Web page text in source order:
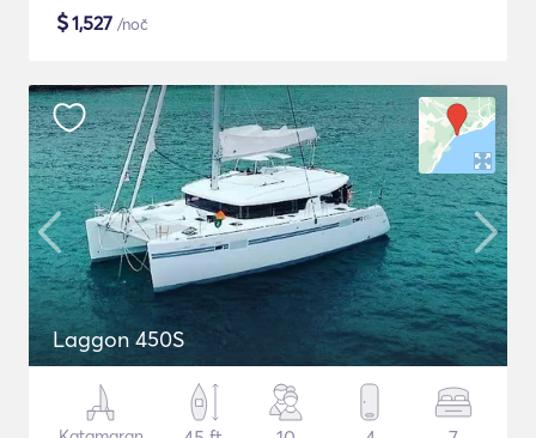
$1,527 /noč
Laggon 450S